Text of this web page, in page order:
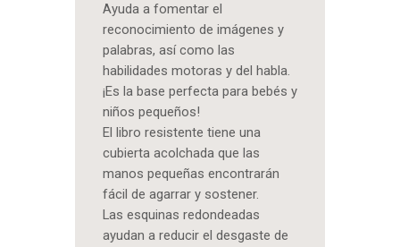
Ayuda a fomentar el
reconocimiento de imágenes y
palabras, así como las
habilidades motoras y del habla.
¡Es la base perfecta para bebés y
niños pequeños!
El libro resistente tiene una
cubierta acolchada que las
manos pequeñas encontrarán
fácil de agarrar y sostener.
Las esquinas redondeadas
ayudan a reducir el desgaste de